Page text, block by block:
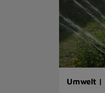
Umwelt |